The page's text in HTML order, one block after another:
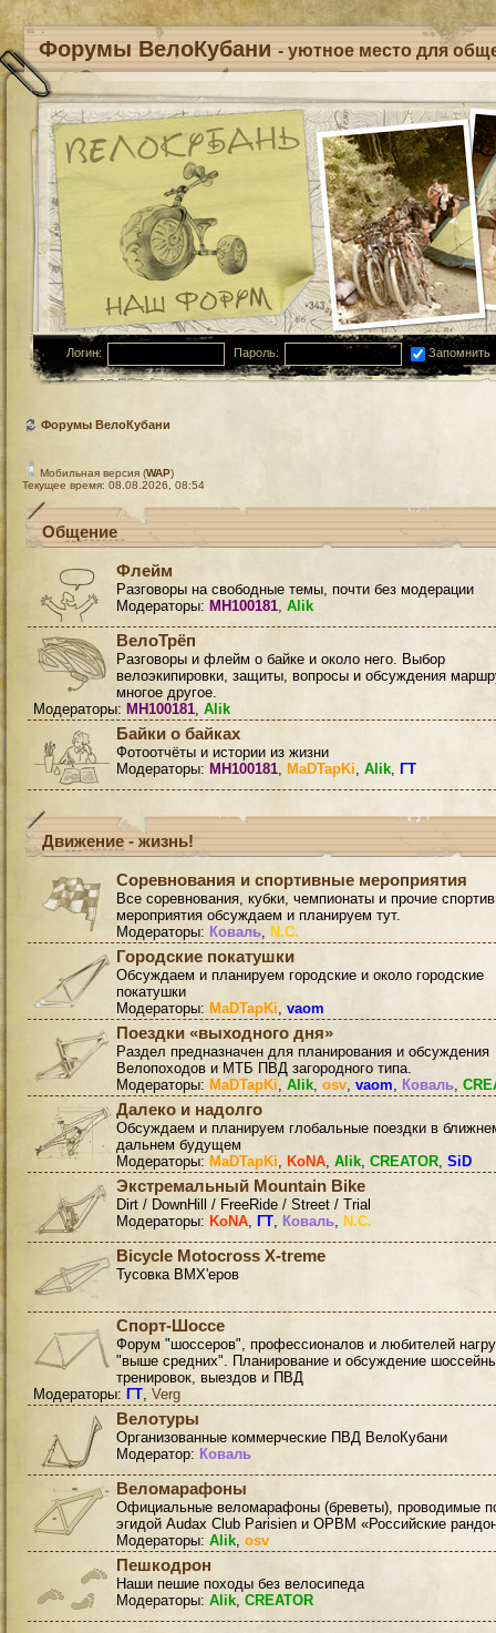
Форумы ВелоКубани - уютное место для
Логин: Пароль: Запомнить
Форумы ВелоКубани
Мобильная версия (WAP)
Текущее время: 08.08.2026, 08:54
Общение
Флейм
Разговоры на свободные темы, почти без модерации
Модераторы: MH100181, Alik
ВелоТрёп
Разговоры и флейм о байке и около него. Выбор
велоэкипировки, защиты, вопросы и обсуждения
многое другое.
Модераторы: MH100181, Alik
Байки о байках
Фотоотчёты и истории из жизни
Модераторы: MH100181, MaDTapKi, Alik, ГТ
Движение - жизнь!
Соревнования и спортивные мероприятия
Все соревнования, кубки, чемпионаты и прочие
мероприятия обсуждаем и планируем тут.
Модераторы: Коваль, N.C.
Городские покатушки
Обсуждаем и планируем городские и около городские
покатушки
Модераторы: MaDTapKi, vaom
Поездки «выходного дня»
Раздел предназначен для планирования и обсуждения
Велопоходов и МТБ ПВД загородного типа.
Модераторы: MaDTapKi, Alik, osv, vaom, Коваль,
Далеко и надолго
Обсуждаем и планируем глобальные поездки в
дальнем будущем
Модераторы: MaDTapKi, KoNA, Alik, CREATOR, SiD
Экстремальный Mountain Bike
Dirt / DownHill / FreeRide / Street / Trial
Модераторы: KoNA, ГТ, Коваль, N.C.
Bicycle Motocross X-treme
Тусовка BMX'еров
Спорт-Шоссе
Форум "шоссеров", профессионалов и любителей
"выше средних". Планирование и обсуждение
тренировок, выездов и ПВД
Модераторы: ГТ, Verg
Велотуры
Организованные коммерческие ПВД ВелоКубани
Модератор: Коваль
Веломарафоны
Официальные веломарафоны (бреветы), проводимые
эгидой Audax Club Parisien и ОРВМ «Российские
Модераторы: Alik, osv
Пешкодрон
Наши пешие походы без велосипеда
Модераторы: Alik, CREATOR